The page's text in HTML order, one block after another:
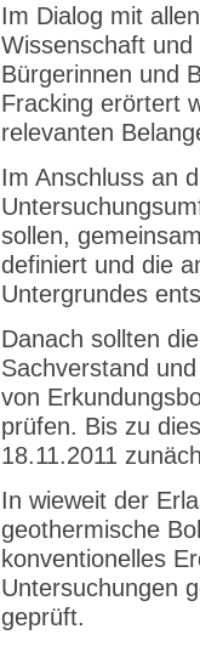
Im Dialog mit
Wissenschaft
Bürgerinnen und
Fracking erörtert
relevanten
Im Anschluss an
sollen,
definiert und die
Untergrundes
Danach sollten
Sachverstand
von
prüfen. Bis zu
18.11.2011
In wieweit der
geothermische
konventionelles
Untersuchungen
geprüft.